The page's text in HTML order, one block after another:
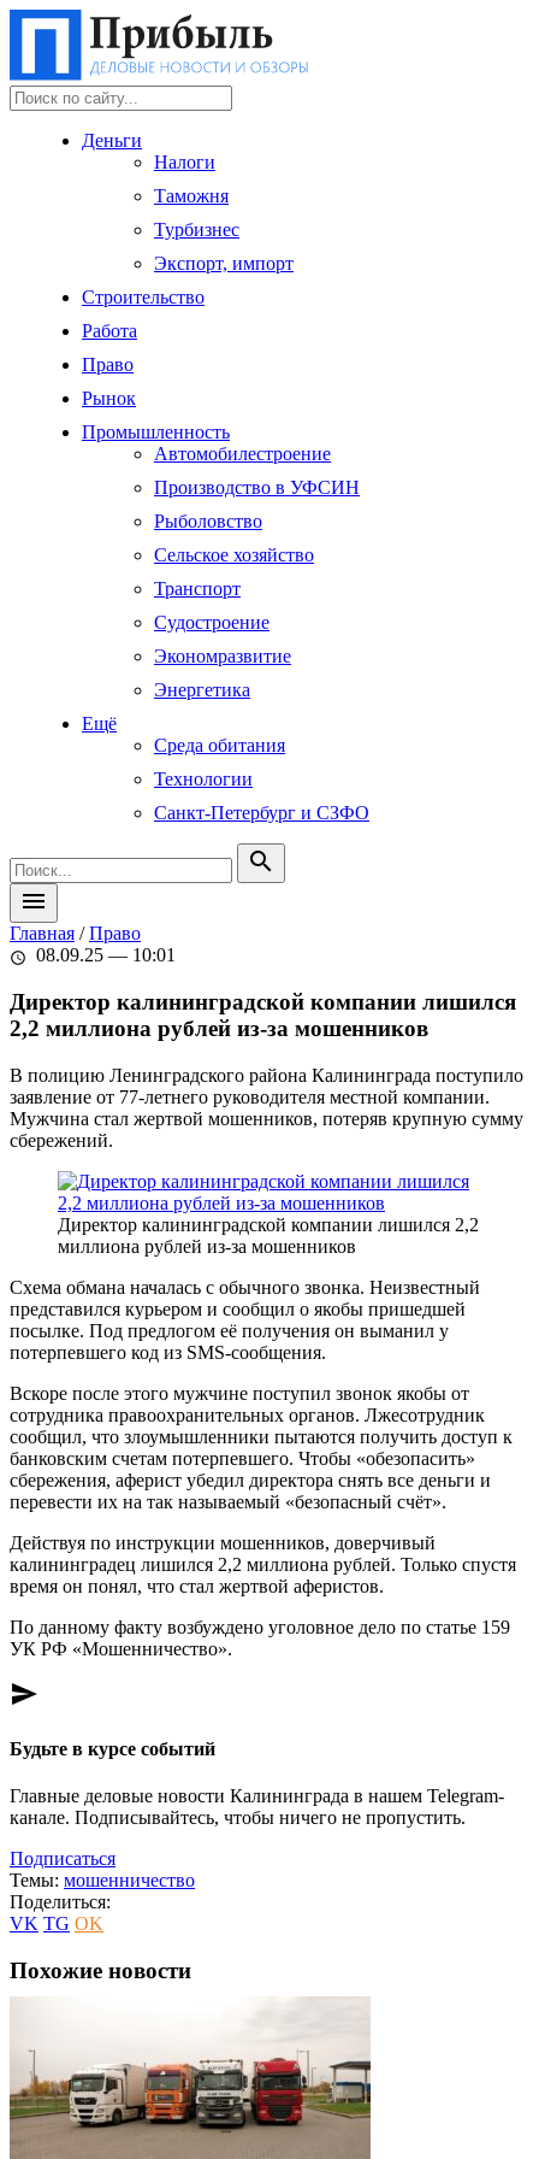
Деньги
Налоги
Таможня
Турбизнес
Экспорт, импорт
Строительство
Работа
Право
Рынок
Промышленность
Автомобилестроение
Производство в УФСИН
Рыболовство
Сельское хозяйство
Транспорт
Судостроение
Экономразвитие
Энергетика
Ещё
Среда обитания
Технологии
Санкт-Петербург и СЗФО
search
menu
Главная /Право
schedule 08.09.25 — 10:01
Директор калининградской компании лишился
2,2 миллиона рублей из-за мошенников
В полицию Ленинградского района Калининграда поступило
заявление от 77-летнего руководителя местной компании.
Мужчина стал жертвой мошенников, потеряв крупную сумму
сбережений.
Директор калининградской компании лишился 2,2
миллиона рублей из-за мошенников
Схема обмана началась с обычного звонка. Неизвестный
представился курьером и сообщил о якобы пришедшей
посылке. Под предлогом её получения он выманил у
потерпевшего код из SMS-сообщения.
Вскоре после этого мужчине поступил звонок якобы от
сотрудника правоохранительных органов. Лжесотрудник
сообщил, что злоумышленники пытаются получить доступ к
банковским счетам потерпевшего. Чтобы «обезопасить»
сбережения, аферист убедил директора снять все деньги и
перевести их на так называемый «безопасный счёт».
Действуя по инструкции мошенников, доверчивый
калининградец лишился 2,2 миллиона рублей. Только спустя
время он понял, что стал жертвой аферистов.
По данному факту возбуждено уголовное дело по статье 159
УК РФ «Мошенничество».
send
Будьте в курсе событий
Главные деловые новости Калининграда в нашем Telegram-
канале. Подписывайтесь, чтобы ничего не пропустить.
Подписаться
Темы: мошенничество
Поделиться:
VK TG OK
Похожие новости